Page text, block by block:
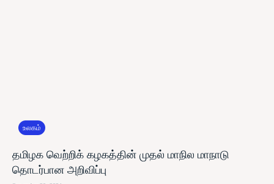
உலகம்
தமிழக வெற்றிக் கழகத்தின் முதல் மாநில மாநாடு
தொடர்பான அறிவிப்பு